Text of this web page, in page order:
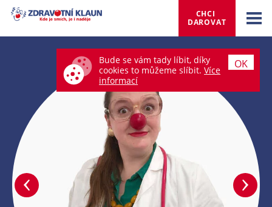
CHCI
DAROVAT
Bude se vám tady líbit, díky
cookies to můžeme slíbit. Více
informací
OK